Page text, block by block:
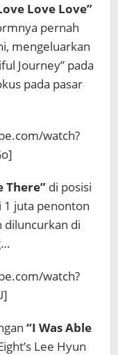
Love Love”
pernah
mengeluarkan
Journey” pada
pada pasar
watch?
There” di posisi
1 juta penonton
diluncurkan di
watch?
“I Was Able
Lee Hyun